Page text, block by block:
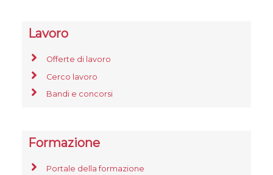
Lavoro
Offerte di lavoro
Cerco lavoro
Bandi e concorsi
Formazione
Portale della formazione